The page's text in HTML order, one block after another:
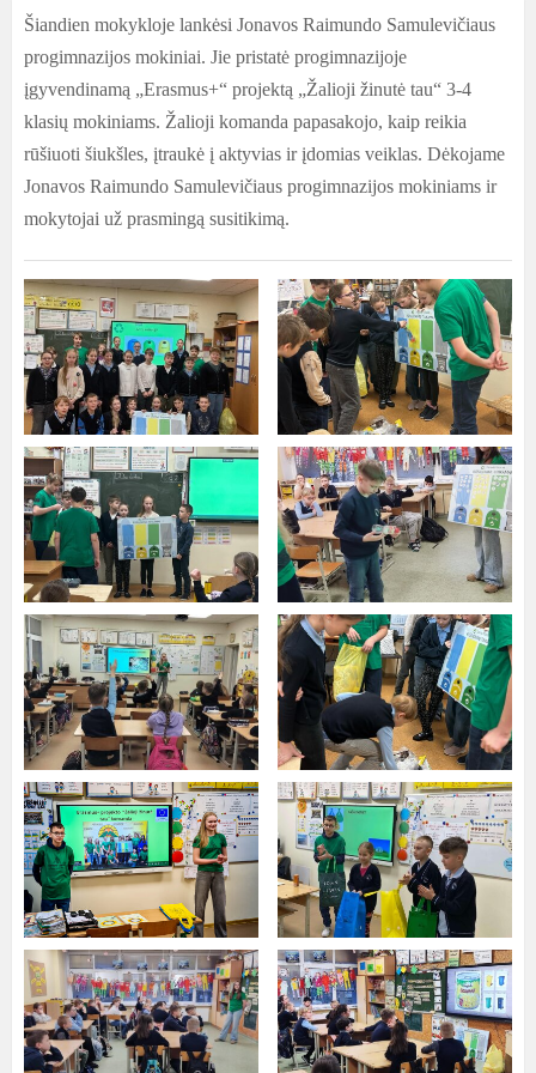
Šiandien mokykloje lankėsi Jonavos Raimundo Samulevičiaus
progimnazijos mokiniai. Jie pristatė progimnazijoje
įgyvendinamą „Erasmus+“ projektą „Žalioji žinutė tau“ 3-4
klasių mokiniams. Žalioji komanda papasakojo, kaip reikia
rūšiuoti šiukšles, įtraukė į aktyvias ir įdomias veiklas. Dėkojame
Jonavos Raimundo Samulevičiaus progimnazijos mokiniams ir
mokytojai už prasmingą susitikimą.